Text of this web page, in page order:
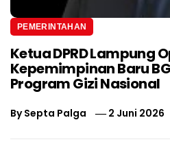
PEMERINTAHAN
Ketua DPRD Lampung
Kepemimpinan Baru
Program Gizi Nasional
BySepta Palga 2 Juni 2026